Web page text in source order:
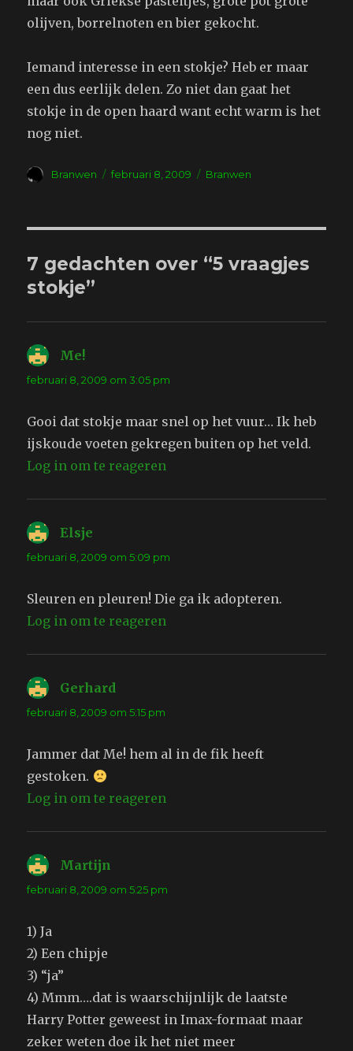
olijven, borrelnoten en bier gekocht.
Iemand interesse in een stokje? Heb er maar
een dus eerlijk delen. Zo niet dan gaat het
stokje in de open haard want echt warm is het
nog niet.
Auteur
Branwen
Geplaatst
februari 8, 2009 Tags
Branwen
7 gedachten over “5 vraagjes
stokje”
Me!
februari 8, 2009 om 3:05 pm
Gooi dat stokje maar snel op het vuur… Ik heb
ijskoude voeten gekregen buiten op het veld.
Log in om te reageren
Elsje
februari 8, 2009 om 5:09 pm
Sleuren en pleuren! Die ga ik adopteren.
Log in om te reageren
Gerhard
februari 8, 2009 om 5:15 pm
Jammer dat Me! hem al in de fik heeft
gestoken.
Log in om te reageren
Martijn
februari 8, 2009 om 5:25 pm
1) Ja
2) Een chipje
3) “ja”
4) Mmm….dat is waarschijnlijk de laatste
Harry Potter geweest in Imax-formaat maar
zeker weten doe ik het niet meer